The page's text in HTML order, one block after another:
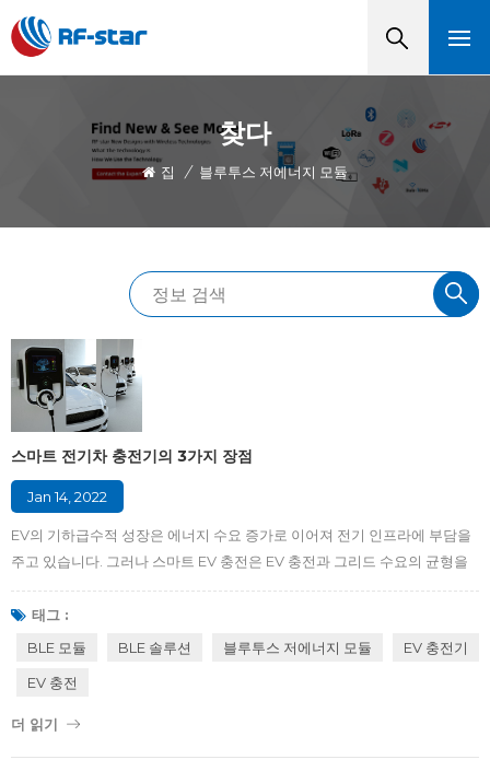
찾다
집 / 블루투스 저에너지 모듈
스마트 전기차 충전기의 3가지 장점
Jan 14, 2022
EV의 기하급수적 성장은 에너지 수요 증가로 이어져 전기 인프라에 부담을
주고 있습니다. 그러나 스마트 EV 충전은 EV 충전과 그리드 수요의 균형을
맞추기 위한 윈-윈 시나리오를 만듭니다. 스마트 EV 충전은 어떻게 작동합
니까? 스마트 EV 충전은 충전 지점을 사용자 및 운영자와 연결하는 것입니
다. EV가 연결될 때마다 충전소는 Wi-Fi 또는 Bluetooth를 통해 정보(예:
다. 추가 데이터가 이 클라우드로 전송될 수도 있습니다. 예를 들어 여기에는
지역 전력망의 용량에 대한 정보와 현재 충전소(집, 사무실 건물, 슈퍼마켓
태그 :
BLE 모듈
BLE 솔루션 블루투스 저에너지 모듈
EV 충전기
EV 충전
더 읽기